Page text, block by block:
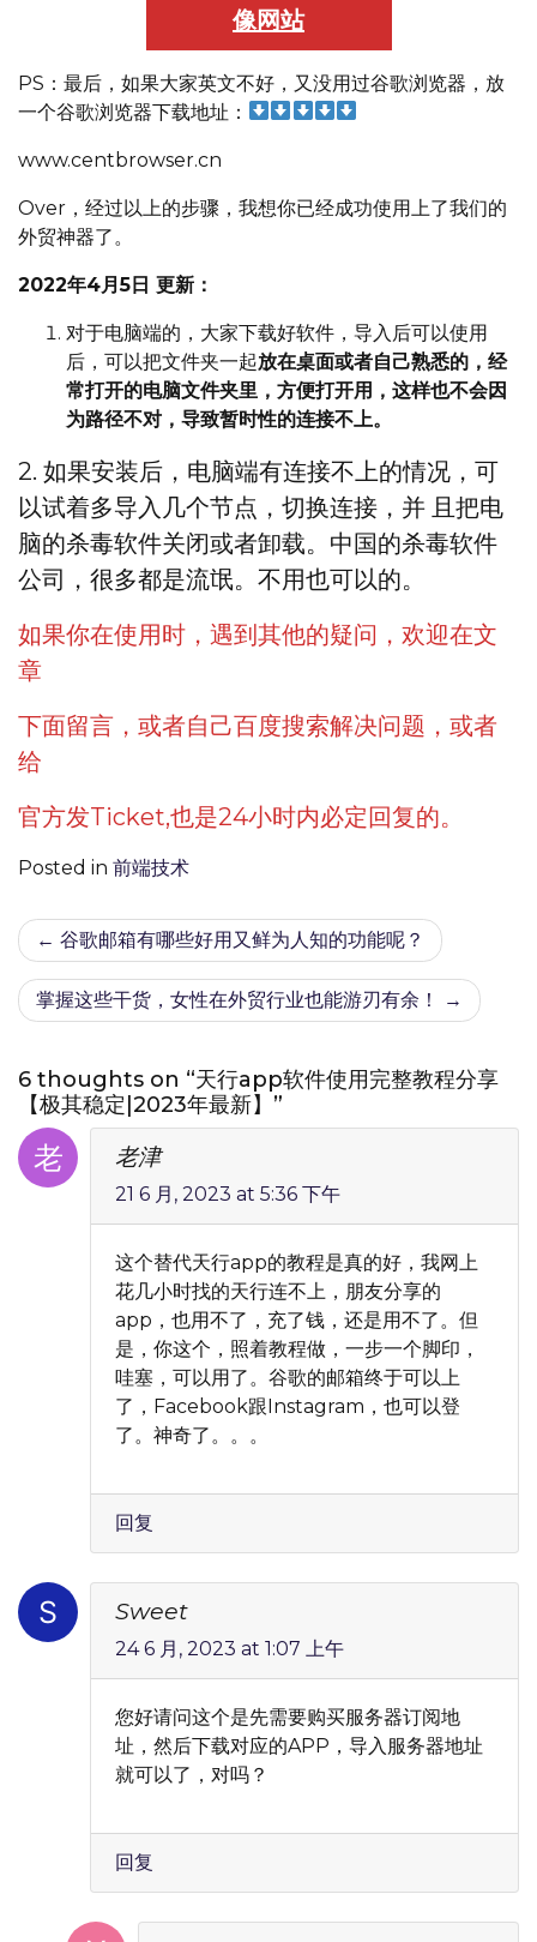
像网站
PS：最后，如果大家英文不好，又没用过谷歌浏览器，放
一个谷歌浏览器下载地址：
www.centbrowser.cn
Over，经过以上的步骤，我想你已经成功使用上了我们的
外贸神器了。
2022年4月5日 更新：
对于电脑端的，大家下载好软件，导入后可以使用
后，可以把文件夹一起放在桌面或者自己熟悉的，经
常打开的电脑文件夹里，方便打开用，这样也不会因
为路径不对，导致暂时性的连接不上。
2. 如果安装后，电脑端有连接不上的情况，可
以试着多导入几个节点，切换连接，并 且把电
脑的杀毒软件关闭或者卸载。中国的杀毒软件
公司，很多都是流氓。不用也可以的。
如果你在使用时，遇到其他的疑问，欢迎在文
章
下面留言，或者自己百度搜索解决问题，或者
给
官方发Ticket,也是24小时内必定回复的。
Posted in 前端技术
文
章
导
航
谷歌邮箱有哪些好用又鲜为人知的功能呢？
掌握这些干货，女性在外贸行业也能游刃有余！
6 thoughts on “天行app软件使用完整教程分享
【极其稳定|2023年最新】”
老津
21 6 月, 2023 at 5:36 下午
这个替代天行app的教程是真的好，我网上
花几小时找的天行连不上，朋友分享的
app，也用不了，充了钱，还是用不了。但
是，你这个，照着教程做，一步一个脚印，
哇塞，可以用了。谷歌的邮箱终于可以上
了，Facebook跟Instagram，也可以登
了。神奇了。。。
回复
Sweet
24 6 月, 2023 at 1:07 上午
您好请问这个是先需要购买服务器订阅地
址，然后下载对应的APP，导入服务器地址
就可以了，对吗？
回复